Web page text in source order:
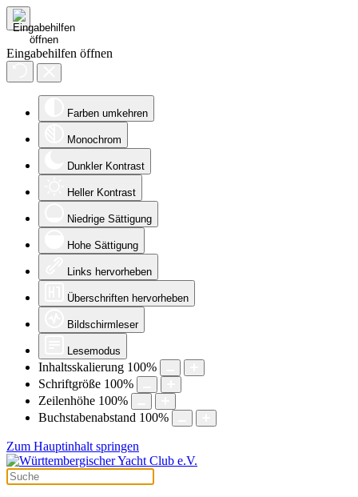
Eingabehilfen öffnen
Farben umkehren
Monochrom
Dunkler Kontrast
Heller Kontrast
Niedrige Sättigung
Hohe Sättigung
Links hervorheben
Überschriften hervorheben
Bildschirmleser
Lesemodus
Inhaltsskalierung 100%
Schriftgröße 100%
Zeilenhöhe 100%
Buchstabenabstand 100%
Zum Hauptinhalt springen